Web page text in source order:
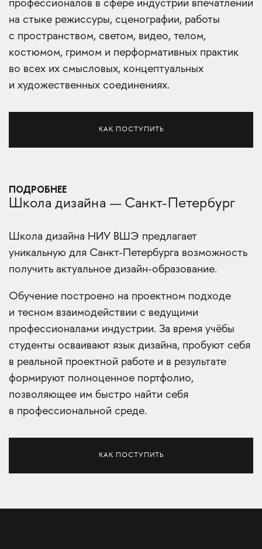
профессионалов в сфере индустрии впечатлений
на стыке режиссуры, сценографии, работы
с пространством, светом, видео, телом,
костюмом, гримом и перформативных практик
во всех их смысловых, концептуальных
и художественных соединениях.
КАК ПОСТУПИТЬ
ПОДРОБНЕЕ
Школа дизайна — Санкт-Петербург
Школа дизайна НИУ ВШЭ предлагает
уникальную для Санкт-Петербурга возможность
получить актуальное дизайн-образование.
Обучение построено на проектном подходе
и тесном взаимодействии с ведущими
профессионалами индустрии. За время учёбы
студенты осваивают язык дизайна, пробуют себя
в реальной проектной работе и в результате
формируют полноценное портфолио,
позволяющее им быстро найти себя
в профессиональной среде.
КАК ПОСТУПИТЬ